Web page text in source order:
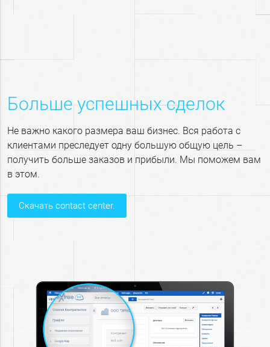
Больше успешных сделок
Не важно какого размера ваш бизнес. Вся работа с
клиентами преследует одну большую общую цель –
получить больше заказов и прибыли. Мы поможем вам
в этом.
скачать contact center.